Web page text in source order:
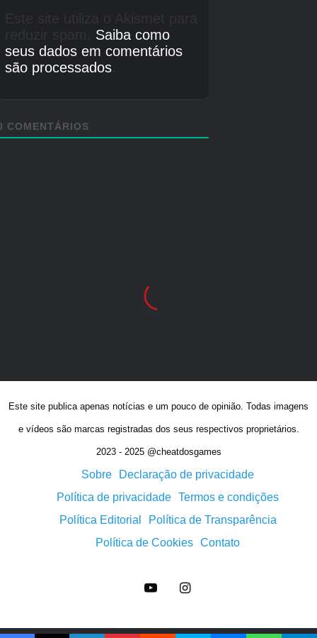
Este site publica apenas notícias e um pouco de opinião. Todas imagens
e vídeos são marcas registradas dos seus respectivos proprietários.
2023 - 2025 @cheatdosgames
Sobre
Declaração de privacidade
Política de privacidade Termos e condições
Política Editorial
Política de Transparência
Política de Cookies Contato
YouTubeInstagram